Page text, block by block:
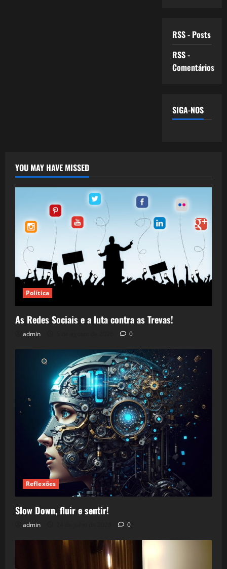
RSS - Posts
RSS -
Comentários
SIGA-NOS
YOU MAY HAVE MISSED
Política
As Redes Sociais e a luta contra as Trevas!
admin 0
Reflexões
Slow Down, fluir e sentir!
admin 0